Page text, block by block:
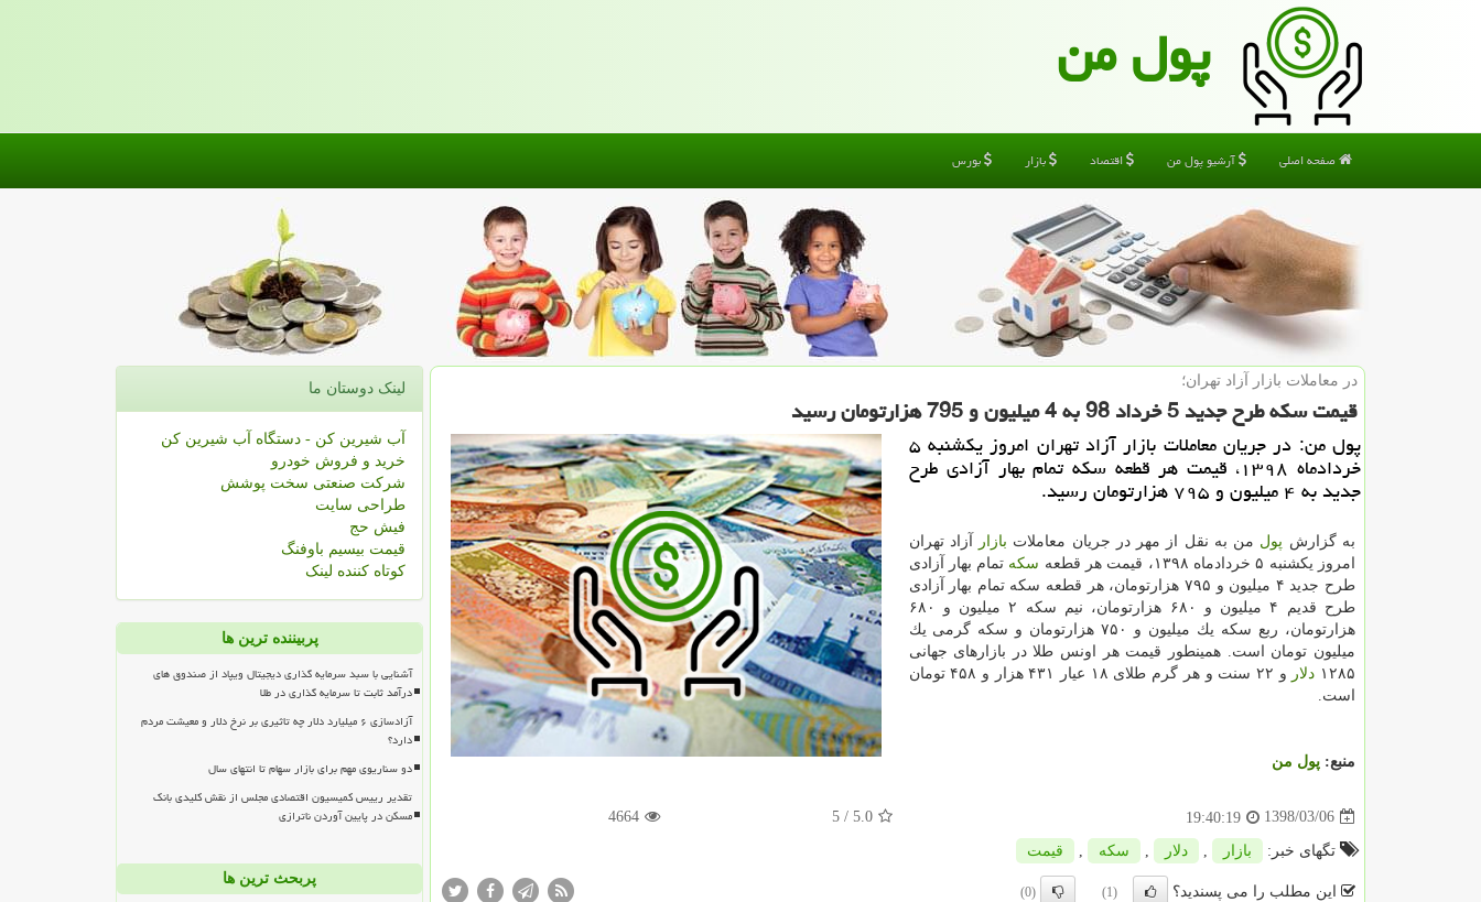
پول من
صفحه اصلی آرشیو پول من اقتصاد بازار بورس
در معاملات بازار آزاد تهران؛
قیمت سكه طرح جدید 5 خرداد 98 به 4 میلیون و 795 هزارتومان رسید
پول من: در جریان معاملات بازار آزاد تهران امروز یكشنبه ۵
خردادماه ۱۳۹۸، قیمت هر قطعه سكه تمام بهار آزادی طرح
جدید به ۴ میلیون و ۷۹۵ هزارتومان رسید.
به گزارش پول من به نقل از مهر در جریان معاملات بازار
آزاد تهران
امروز یكشنبه ۵ خردادماه ۱۳۹۸، قیمت هر قطعه
سكه تمام بهار آزادی
طرح جدید ۴ میلیون و ۷۹۵ هزارتومان، هر قطعه سكه تمام بهار آزادی
طرح قدیم ۴ میلیون و ۶۸۰ هزارتومان، نیم سكه ۲ میلیون و ۶۸۰
هزارتومان، ربع سكه یك میلیون و ۷۵۰ هزارتومان و سكه گرمی یك
میلیون تومان است. همینطور قیمت هر اونس طلا در بازارهای جهانی
۱۲۸۵ دلار
و ۲۲ سنت و هر گرم طلای ۱۸ عیار ۴۳۱ هزار و ۴۵۸ تومان
است.
منبع: پول من
1398/03/06
19:40:19
5.0
/ 5
4664
تگهای خبر: بازار دلار سكه قیمت
این مطلب را می پسندید؟ (1)
(0)
لینک دوستان ما
آب شیرین کن - دستگاه آب شیرین کن
خرید و فروش خودرو
شرکت صنعتی سخت پوشش
طراحی سایت
فیش حج
قیمت بیسیم باوفنگ
کوتاه کننده لینک
پربیننده ترین ها
آشنایی با سبد سرمایه گذاری دیجیتال ویپاد از صندوق های
درآمد ثابت تا سرمایه گذاری در طلا
آزادسازی ۶ میلیارد دلار چه تاثیری بر نرخ دلار و معیشت مردم
دارد؟
دو سناریوی مهم برای بازار سهام تا انتهای سال
تقدیر رییس کمیسیون اقتصادی مجلس از نقش کلیدی بانک
مسکن در پایین آوردن ناترازی
پربحث ترین ها